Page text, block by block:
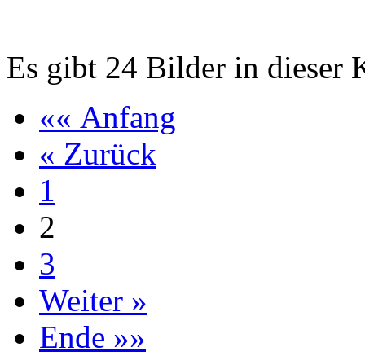
Es gibt 24 Bilder in dieser
«« Anfang
« Zurück
1
2
3
Weiter »
Ende »»